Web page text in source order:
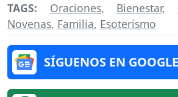
TAGS: Oraciones, Bienestar,
Novenas, Familia, Esoterismo
SÍGUENOS EN